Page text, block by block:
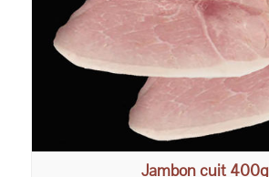
Jambon cuit 400g